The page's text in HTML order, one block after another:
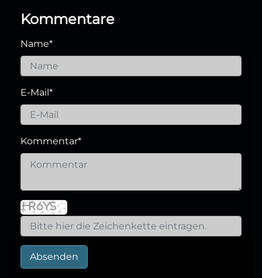
Kommentare
Name*
E-Mail*
Kommentar*
Absenden